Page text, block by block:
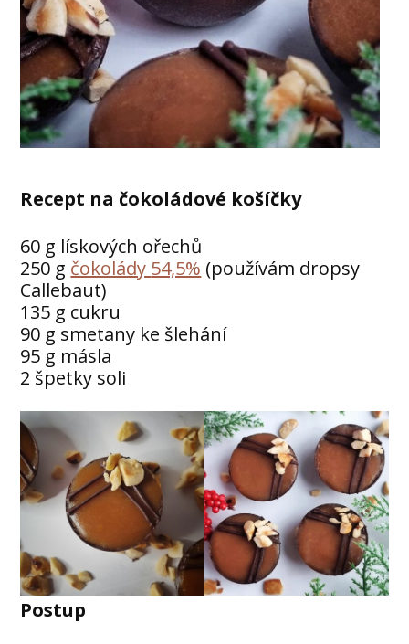
Recept na čokoládové košíčky
60 g lískových ořechů
250 g čokolády 54,5% (používám dropsy
Callebaut)
135 g cukru
90 g smetany ke šlehání
95 g másla
2 špetky soli
Postup